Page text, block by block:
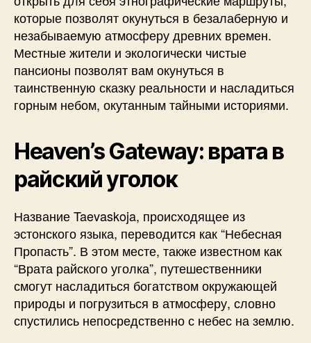
которые позволят окунуться в безалаберную и
незабываемую атмосферу древних времен.
Местные жители и экологически чистые
пансионы позволят вам окунуться в
таинственную сказку реальности и насладиться
горным небом, окутанным тайными историями.
Heaven’s Gateway: врата в
райский уголок
Название Taevaskoja, происходящее из
эстонского языка, переводится как “Небесная
Пропасть”. В этом месте, также известном как
“Врата райского уголка”, путешественники
смогут насладиться богатством окружающей
природы и погрузиться в атмосферу, словно
спустились непосредственно с небес на землю.